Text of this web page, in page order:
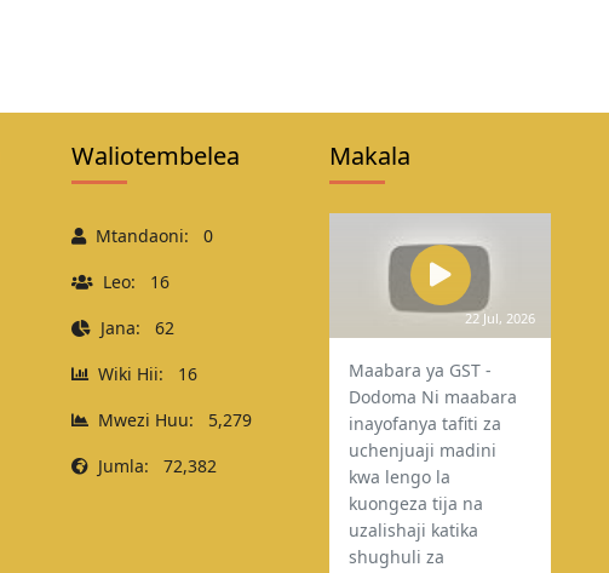
Waliotembelea
Mtandaoni:
0
Leo:
16
Jana:
62
Wiki Hii:
16
Mwezi Huu:
5,279
Jumla:
72,382
Makala
22 Jul, 2026
Maabara ya GST -
Dodoma Ni maabara
inayofanya tafiti za
uchenjuaji madini
kwa lengo la
kuongeza tija na
uzalishaji katika
shughuli za